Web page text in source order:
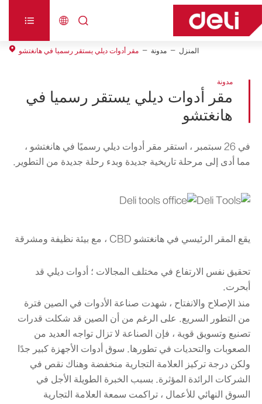



المنزل مدونة مقر أدوات ديلي يستقر رسميا في هانغتشو
مدونة
مقر أدوات ديلي يستقر رسميا في
هانغتشو
في 26 سبتمبر ، استقر مقر أدوات ديلي رسميًا في هانغتشو ،
مما أدى إلى مرحلة تاريخية جديدة وبدء رحلة جديدة من التطوير.
يقع المقر الرئيسي في هانغتشو CBD ، مع بيئة نظيفة ومشرقة
تحقيق نفس الارتفاع في مختلف المجالات ؛ أدوات ديلي قد
أبحرت.
منذ الإصلاح والانفتاح ، شهدت صناعة الأدوات في الصين فترة
من التطور السريع. على الرغم من أن الصين قد شكلت قدرات
تصنيع وتسويق قوية ، فإن الصناعة لا تزال تواجه العديد من
الصعوبات والتحديات في تطورها. سوق أدوات الأجهزة كبير جدًا
ولكن درجة تركيز العلامة التجارية منخفضة وهناك نقص في
الشركات الرائدة المؤثرة. بسبب الخبرة الطويلة الأجل في
السوق النهائي للأعمال ، تراكمت سمعة العلامة التجارية